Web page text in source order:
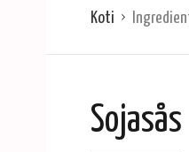
Koti
Sojasås